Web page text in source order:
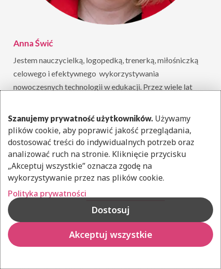
Anna Świć
Jestem nauczycielką, logopedką, trenerką, miłośniczką
celowego i efektywnego wykorzystywania
nowoczesnych technologii w edukacji. Przez wiele lat
prowadzę firmę szkoleniową, w ramach której dzielę się
swoim doświadczeniem z nauczycielami i edukatorami,
pokazując im jak metodycznie wprowadzać elementy
kodowania do zajęć z dziećmi w wieku przedszkolnym i
wczesnoszkolnym. Jestem autorką Ogólnopolskiego
Programu Uczymy Dzieci Programować, książek z
zakresu nauki kodowania, licznych scenariuszy zajęć dla
dzieci oraz pomocy dydaktycznych. W 2018, 2019 i 2020
znalazłam się na Liście Stu SPRUC szczególnie
zasłużonych w zakresie rozwijania kompetencji
cyfrowych w Polsce. Prowadzę bloga
Szanujemy prywatność użytkowników. Używamy
plików cookie, aby poprawić jakość przeglądania,
dostosować treści do indywidualnych potrzeb oraz
analizować ruch na stronie. Kliknięcie przycisku
„Akceptuj wszystkie” oznacza zgodę na
wykorzystywanie przez nas plików cookie.
Polityka prywatności
Dostosuj
Akceptuj wszystkie